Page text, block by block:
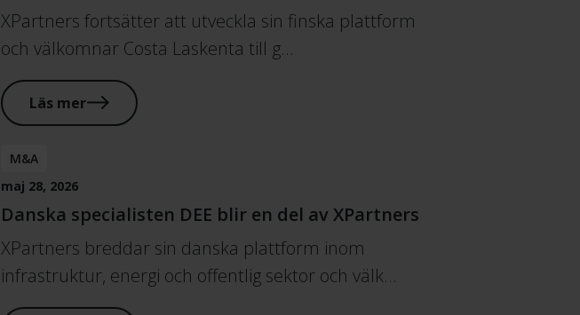
XPartners fortsätter att utveckla sin finska plattform
och välkomnar Costa Laskenta till g…
Läs mer
M&A
maj 28, 2026
Danska specialisten DEE blir en del av XPartners
XPartners breddar sin danska plattform inom
infrastruktur, energi och offentlig sektor och välk…